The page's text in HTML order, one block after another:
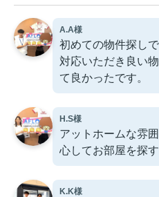
A.A様
初めての物件探し
対応いただき良い
て良かったです。
H.S様
アットホームな雰
心してお部屋を探
K.K様